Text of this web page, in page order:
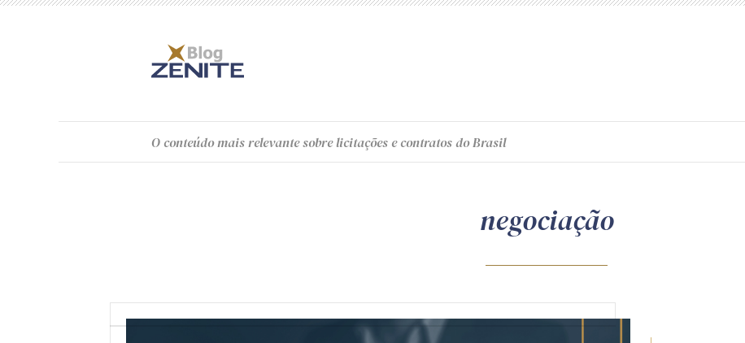
O conteúdomais relevante sobre licitações e contratos do Brasil
negociação